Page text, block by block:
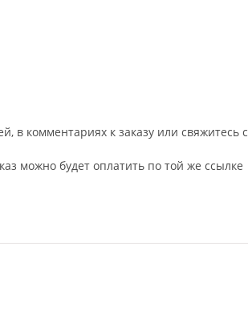
в комментариях к заказу или свяжитесь с
можно будет оплатить по той же ссылке